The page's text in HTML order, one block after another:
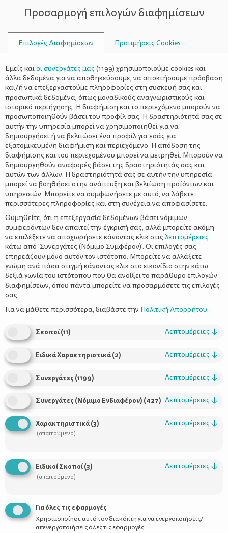
ΣΥΜΒΟΥΛΟΙ
ΠΛΆΝΟ ΔΙΑΤΡΟΦΉΣ
Σούπα με ψητό κουνουπίδι
Προσαρμογή επιλογών διαφημίσεων
Επιλογές Διαφημίσεων Προτιμήσεις Cookies
Εμείς καιοι συνεργάτες μας (1199) χρησιμοποιούμε cookies και
άλλα δεδομένα για να αποθηκεύσουμε, να αποκτήσουμε πρόσβαση
και/ή να επεξεργαστούμε πληροφορίες στη συσκευή σας και
προσωπικά δεδομένα, όπως μοναδικούς αναγνωριστικούς και
ιστορικό περιήγησης. Η διαφήμιση και το περιεχόμενο μπορούν να
προσωποποιηθούν βάσει του προφίλ σας. Η δραστηριότητά σας σε
αυτήν την υπηρεσία μπορεί να χρησιμοποιηθεί για να
δημιουργήσει ή να βελτιώσει ένα προφίλ για εσάς για
εξατομικευμένη διαφήμιση και περιεχόμενο. Η απόδοση της
διαφήμισης και του περιεχομένου μπορεί να μετρηθεί. Μπορούν να
δημιουργηθούν αναφορές βάσει της δραστηριότητάς σας και
αυτών των άλλων. Η δραστηριότητά σας σε αυτήν την υπηρεσία
μπορεί να βοηθήσει στην ανάπτυξη και βελτίωση προϊόντων και
υπηρεσιών. Μπορείτε να συμφωνήσετε με αυτό, να λάβετε
περισσότερες πληροφορίες και στη συνέχεια να αποφασίσετε.
Θυμηθείτε, ότι η επεξεργασία δεδομένων βάσει νόμιμων
συμφερόντων δεν απαιτεί την έγκρισή σας, αλλά μπορείτε ακόμη
να επιλέξετε να αποχωρήσετε κάνοντας κλικ στις λεπτομέρειες
κάτω από 'Συνεργάτες (Νόμιμο Συμφέρον)'. Οι επιλογές σας
επηρεάζουν μόνο αυτόν τον ιστότοπο. Μπορείτε να αλλάξετε
γνώμη ανά πάσα στιγμή κάνοντας κλικ στο εικονίδιο στην κάτω
δεξιά γωνία του ιστότοπου που θα ανοίξει το παράθυρο επιλογών
διαφημίσεων, όπου πάντα μπορείτε να προσαρμόσετε τις επιλογές
σας.
Για να μάθετε περισσότερα, διαβάστε την Πολιτική Απορρήτου.
Σκοποί(11) Λεπτομέρειες ↓
Ειδικά Χαρακτηριστικά(2) Λεπτομέρειες ↓
Συνεργάτες (1199) Λεπτομέρειες ↓
Συνεργάτες (Νόμιμο Ενδιαφέρον) (427) Λεπτομέρειες ↓
Χαρακτηριστικά(3)
(απαιτούμενο)
Λεπτομέρειες ↓
Ειδικοί Σκοποί(3)
(απαιτούμενο)
Λεπτομέρειες ↓
Για όλες τις εφαρμογές
Χρησιμοποίησε αυτό τον διακόπτη για να ενεργοποιήσεις/
απενεργοποιήσεις όλες τις εφαρμογές.